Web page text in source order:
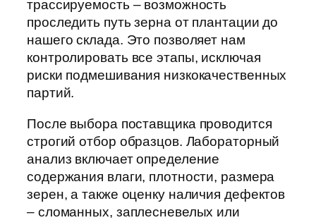
трассируемость – возможность
проследить путь зерна от плантации до
нашего склада. Это позволяет нам
контролировать все этапы, исключая
риски подмешивания низкокачественных
партий.
После выбора поставщика проводится
строгий отбор образцов. Лабораторный
анализ включает определение
содержания влаги, плотности, размера
зерен, а также оценку наличия дефектов
– сломанных, заплесневелых или